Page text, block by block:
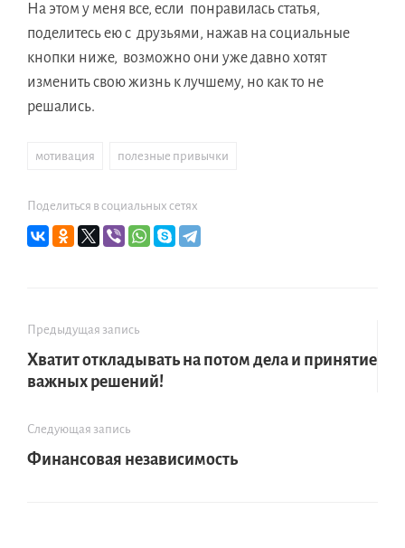
На этом у меня все, если понравилась статья,
поделитесь ею с друзьями, нажав на социальные
кнопки ниже, возможно они уже давно хотят
изменить свою жизнь к лучшему, но как то не
решались.
мотивация полезные привычки
Поделиться в социальных сетях
Предыдущая запись
Хватит откладывать на потом дела и принятие
важных решений!
Следующая запись
Финансовая независимость